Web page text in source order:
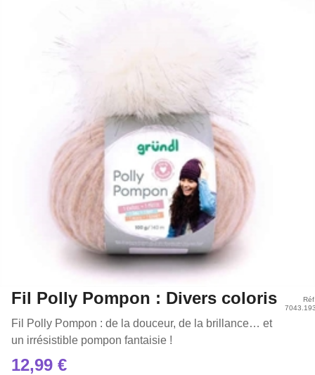
Fil Polly Pompon : Divers coloris
Fil Polly Pompon : de la douceur, de la brillance… et
un irrésistible pompon fantaisie !
12,99 €